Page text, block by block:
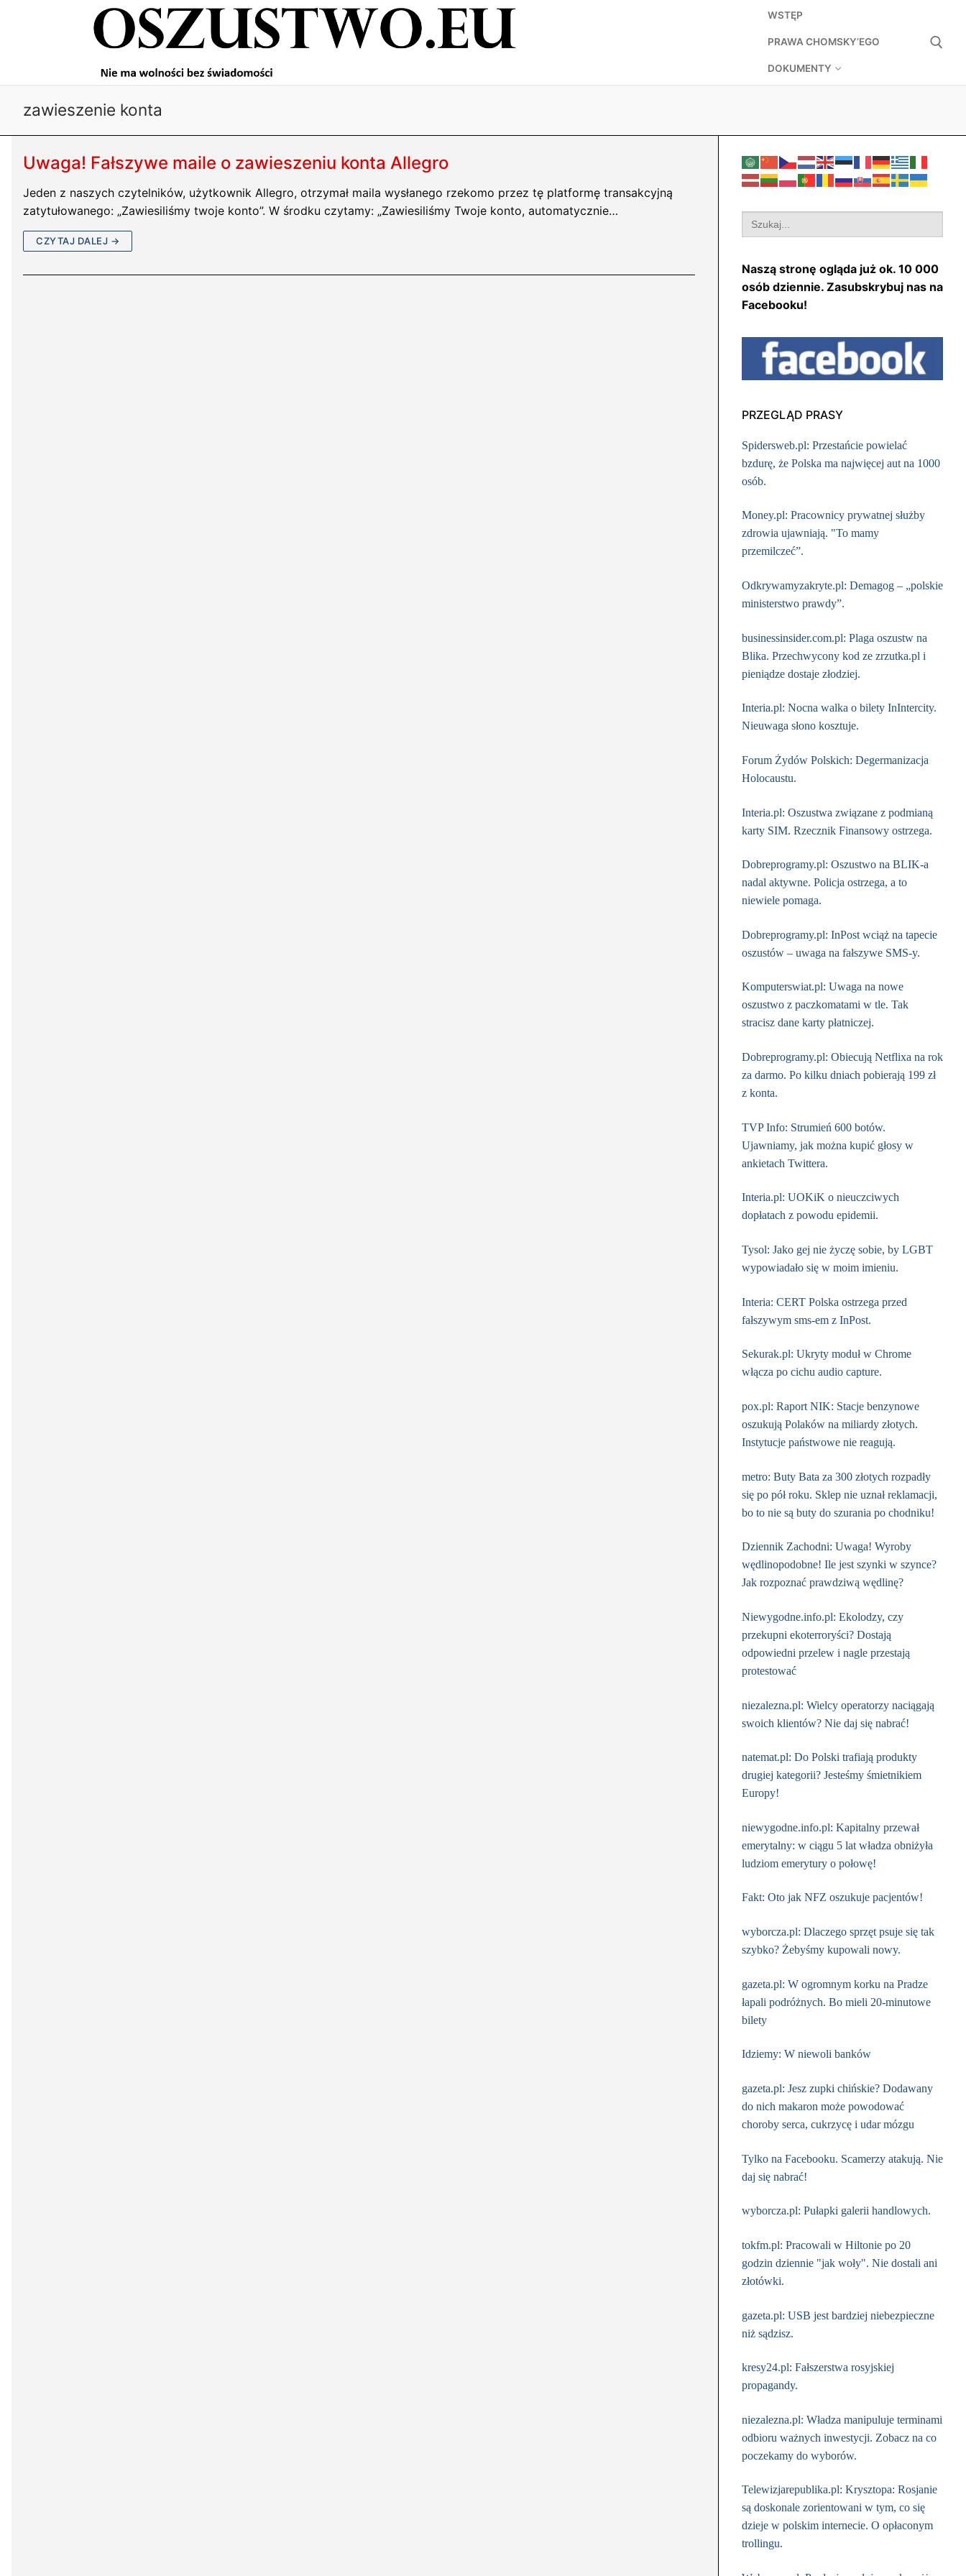
WSTĘP
PRAWA CHOMSKY’EGO
DOKUMENTY
zawieszenie konta
Uwaga! Fałszywe maile o zawieszeniu konta Allegro
Jeden z naszych czytelników, użytkownik Allegro, otrzymał maila wysłanego rzekomo przez tę platformę transakcyjną
zatytułowanego: „Zawiesiliśmy twoje konto”. W środku czytamy: „Zawiesiliśmy Twoje konto, automatycznie…
CZYTAJ DALEJ →
Search
for:
Naszą stronę ogląda już ok. 10 000
osób dziennie. Zasubskrybuj nas na
Facebooku!
PRZEGLĄD PRASY
Spidersweb.pl: Przestańcie powielać
bzdurę, że Polska ma najwięcej aut na 1000
osób.
Money.pl: Pracownicy prywatnej służby
zdrowia ujawniają. "To mamy
przemilczeć”.
Odkrywamyzakryte.pl: Demagog – „polskie
ministerstwo prawdy”.
businessinsider.com.pl: Plaga oszustw na
Blika. Przechwycony kod ze zrzutka.pl i
pieniądze dostaje złodziej.
Interia.pl: Nocna walka o bilety InIntercity.
Nieuwaga słono kosztuje.
Forum Żydów Polskich: Degermanizacja
Holocaustu.
Interia.pl: Oszustwa związane z podmianą
karty SIM. Rzecznik Finansowy ostrzega.
Dobreprogramy.pl: Oszustwo na BLIK-a
nadal aktywne. Policja ostrzega, a to
niewiele pomaga.
Dobreprogramy.pl: InPost wciąż na tapecie
oszustów – uwaga na fałszywe SMS-y.
Komputerswiat.pl: Uwaga na nowe
oszustwo z paczkomatami w tle. Tak
stracisz dane karty płatniczej.
Dobreprogramy.pl: Obiecują Netflixa na rok
za darmo. Po kilku dniach pobierają 199 zł
z konta.
TVP Info: Strumień 600 botów.
Ujawniamy, jak można kupić głosy w
ankietach Twittera.
Interia.pl: UOKiK o nieuczciwych
dopłatach z powodu epidemii.
Tysol: Jako gej nie życzę sobie, by LGBT
wypowiadało się w moim imieniu.
Interia: CERT Polska ostrzega przed
fałszywym sms-em z InPost.
Sekurak.pl: Ukryty moduł w Chrome
włącza po cichu audio capture.
pox.pl: Raport NIK: Stacje benzynowe
oszukują Polaków na miliardy złotych.
Instytucje państwowe nie reagują.
metro: Buty Bata za 300 złotych rozpadły
się po pół roku. Sklep nie uznał reklamacji,
bo to nie są buty do szurania po chodniku!
Dziennik Zachodni: Uwaga! Wyroby
wędlinopodobne! Ile jest szynki w szynce?
Jak rozpoznać prawdziwą wędlinę?
Niewygodne.info.pl: Ekolodzy, czy
przekupni ekoterroryści? Dostają
odpowiedni przelew i nagle przestają
protestować
niezalezna.pl: Wielcy operatorzy naciągają
swoich klientów? Nie daj się nabrać!
natemat.pl: Do Polski trafiają produkty
drugiej kategorii? Jesteśmy śmietnikiem
Europy!
niewygodne.info.pl: Kapitalny przewał
emerytalny: w ciągu 5 lat władza obniżyła
ludziom emerytury o połowę!
Fakt: Oto jak NFZ oszukuje pacjentów!
wyborcza.pl: Dlaczego sprzęt psuje się tak
szybko? Żebyśmy kupowali nowy.
gazeta.pl: W ogromnym korku na Pradze
łapali podróżnych. Bo mieli 20-minutowe
bilety
Idziemy: W niewoli banków
gazeta.pl: Jesz zupki chińskie? Dodawany
do nich makaron może powodować
choroby serca, cukrzycę i udar mózgu
Tylko na Facebooku. Scamerzy atakują. Nie
daj się nabrać!
wyborcza.pl: Pułapki galerii handlowych.
tokfm.pl: Pracowali w Hiltonie po 20
godzin dziennie "jak woły". Nie dostali ani
złotówki.
gazeta.pl: USB jest bardziej niebezpieczne
niż sądzisz.
kresy24.pl: Fałszerstwa rosyjskiej
propagandy.
niezalezna.pl: Władza manipuluje terminami
odbioru ważnych inwestycji. Zobacz na co
poczekamy do wyborów.
Telewizjarepublika.pl: Krysztopa: Rosjanie
są doskonale zorientowani w tym, co się
dzieje w polskim internecie. O opłaconym
trollingu.